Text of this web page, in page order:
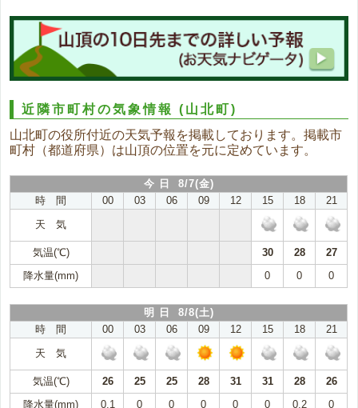
近隣市町村の気象情報(山北町)
山北町の役所付近の天気予報を掲載しております。掲載市
町村（都道府県）は山頂の位置を元に定めています。
今 日 8/7(金)
時 間
00 03 06 09 12 15 18
21
天 気
気温(℃) 30 28
27
降水量(mm)
0 0 0
明 日 8/8(土)
時 間
00 03 06 09 12 15 18
21
天 気
気温(℃) 26 25 25 28 31 31 28
26
降水量(mm)
0.1 0 0 0 0 0 0.2 0